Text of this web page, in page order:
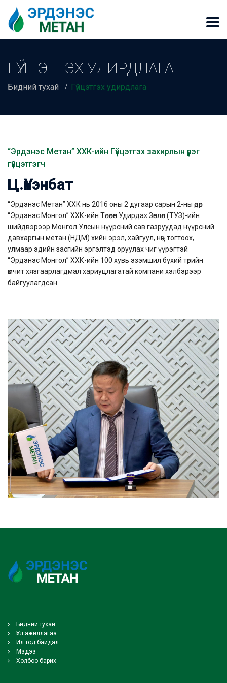
ГҮЙЦЭТГЭХ УДИРДЛАГА
Бидний тухай Гүйцэтгэх удирдлага
“Эрдэнэс Метан” ХХК-ийн Гүйцэтгэх захирлын үүрэг
гүйцэтгэгч
Ц.Үнэнбат
“Эрдэнэс Метан” ХХК нь 2016 оны 2 дугаар сарын 2-ны өдөр
“Эрдэнэс Монгол” ХХК-ийн Төлөөлөн Удирдах Зөвлөл (ТУЗ)-ийн
шийдвэрээр Монгол Улсын нүүрсний сав газруудад нүүрсний
давхаргын метан (НДМ) хийн эрэл, хайгуул, нөөц тогтоох,
улмаар эдийн засгийн эргэлтэд оруулах чиг үүрэгтэй
“Эрдэнэс Монгол” ХХК-ийн 100 хувь эзэмшил бүхий төрийн
өмчит хязгаарлагдмал хариуцлагатай компани хэлбэрээр
байгуулагдсан.
Бидний тухай
Үйл ажиллагаа
Ил тод байдал
Мэдээ
Холбоо барих